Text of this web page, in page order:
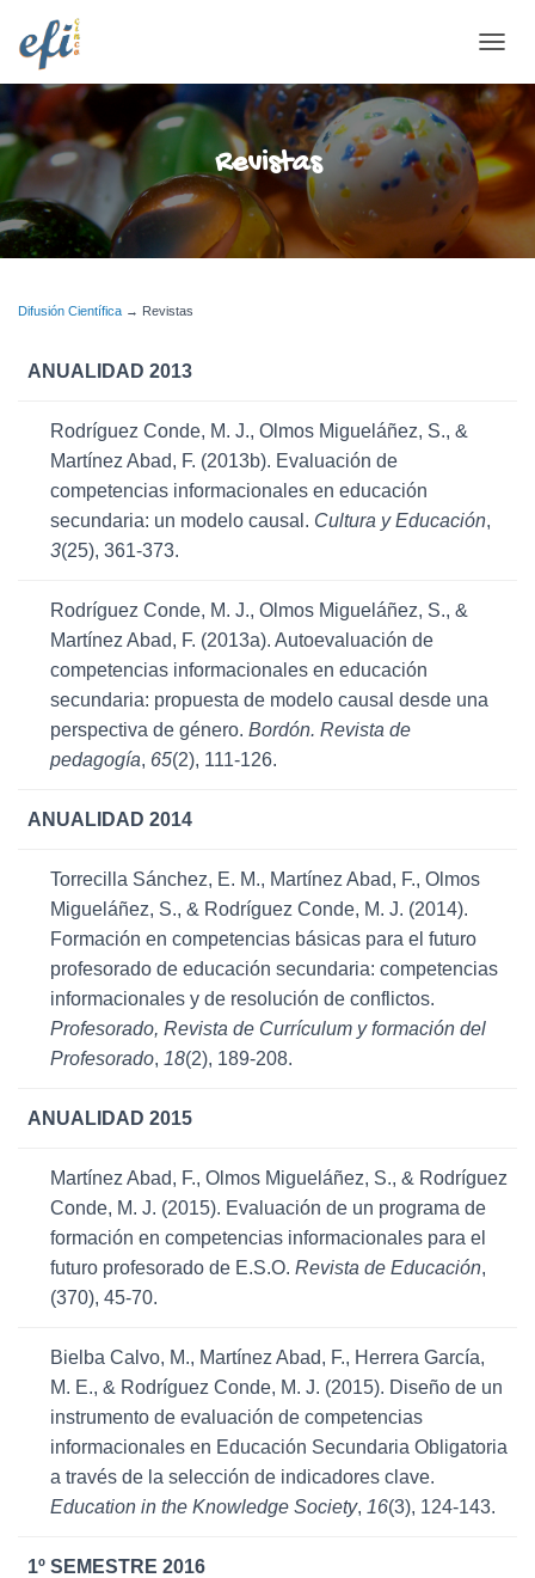
Revistas
Difusión Científica → Revistas
ANUALIDAD 2013
Rodríguez Conde, M. J., Olmos Migueláñez, S., &
Martínez Abad, F. (2013b). Evaluación de
competencias informacionales en educación
secundaria: un modelo causal. Cultura y Educación,
3(25), 361-373.
Rodríguez Conde, M. J., Olmos Migueláñez, S., &
Martínez Abad, F. (2013a). Autoevaluación de
competencias informacionales en educación
secundaria: propuesta de modelo causal desde una
perspectiva de género. Bordón. Revista de
pedagogía, 65(2), 111-126.
ANUALIDAD 2014
Torrecilla Sánchez, E. M., Martínez Abad, F., Olmos
Migueláñez, S., & Rodríguez Conde, M. J. (2014).
Formación en competencias básicas para el futuro
profesorado de educación secundaria: competencias
informacionales y de resolución de conflictos.
Profesorado, Revista de Currículum y formación del
Profesorado, 18(2), 189-208.
ANUALIDAD 2015
Martínez Abad, F., Olmos Migueláñez, S., & Rodríguez
Conde, M. J. (2015). Evaluación de un programa de
formación en competencias informacionales para el
futuro profesorado de E.S.O. Revista de Educación,
(370), 45-70.
Bielba Calvo, M., Martínez Abad, F., Herrera García,
M. E., & Rodríguez Conde, M. J. (2015). Diseño de un
instrumento de evaluación de competencias
informacionales en Educación Secundaria Obligatoria
a través de la selección de indicadores clave.
Education in the Knowledge Society, 16(3), 124-143.
1º SEMESTRE 2016